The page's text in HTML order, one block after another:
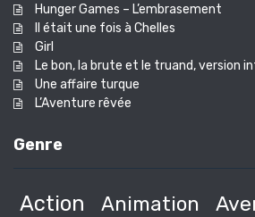
Hunger Games – L’embrasement
Il était une fois à Chelles
Girl
Le bon, la brute et le truand, version
Une affaire turque
L’Aventure rêvée
Genre
Action Animation